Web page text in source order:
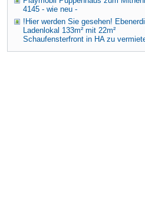
4145 - wie neu -
!Hier werden Sie gesehen!
Ladenlokal 133m² mit 22m²
Schaufensterfront in HA zu